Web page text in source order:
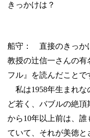
きっかけは？
船守： 直接のきっか
教授の辻信一さんの有
フル』を読んだことで
私は1958年生まれな
ど若く、バブルの絶
から10年以上前は、誰
ていて、それが美徳